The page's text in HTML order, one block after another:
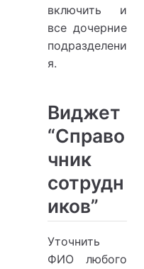
включить и
все дочерние
подразделени
я.
Виджет
“Справо
чник
сотрудн
иков”
Уточнить
ФИО любого